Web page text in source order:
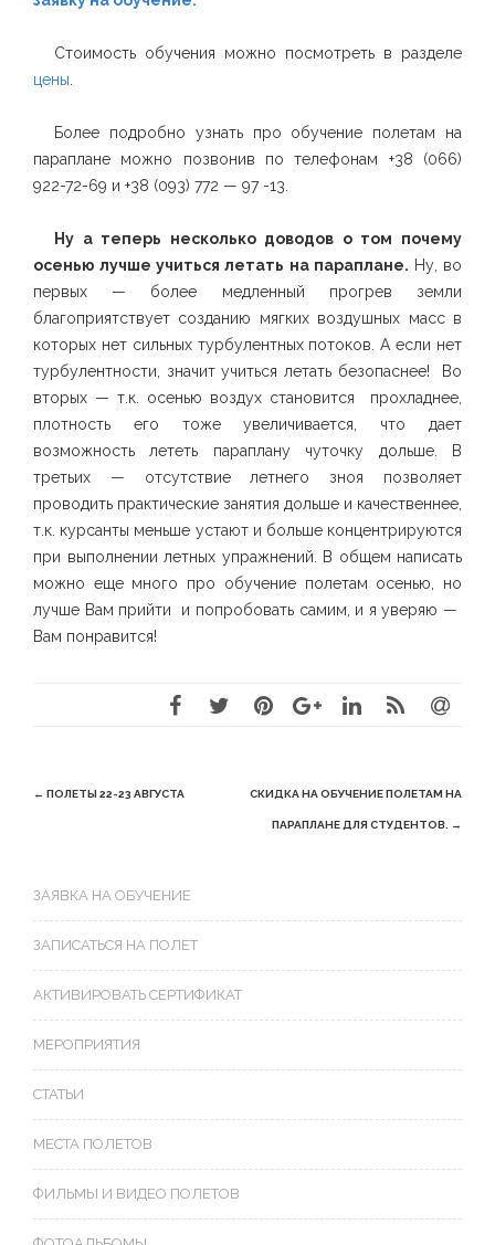
Стоимость обучения можно посмотреть в разделе
цены
Более подробно узнать про обучение полетам на
параплане можно позвонив по телефонам +38 (066)
922-72-69 и +38 (093) 772 — 97 -13.
Ну а теперь несколько доводов о том почему
осенью лучше учиться летать на параплане. Ну, во
первых — более медленный прогрев земли
благоприятствует созданию мягких воздушных масс в
которых нет сильных турбулентных потоков. А если нет
турбулентности, значит учиться летать безопаснее! Во
вторых — т.к. осенью воздух становится прохладнее,
плотность его тоже увеличивается, что дает
возможность лететь параплану чуточку дольше. В
третьих — отсутствие летнего зноя позволяет
проводить практические занятия дольше и качественнее,
т.к. курсанты меньше устают и больше концентрируются
при выполнении летных упражнений. В общем написать
можно еще много про обучение полетам осенью, но
лучше Вам прийти и попробовать самим, и я уверяю —
Вам понравится!
Post
← ПОЛЕТЫ 22-23 АВГУСТА CКИДКА НА ОБУЧЕНИЕ ПОЛЕТАМ НА
ПАРАПЛАНЕ ДЛЯ СТУДЕНТОВ. →
ЗАЯВКА НА ОБУЧЕНИЕ
ЗАПИСАТЬСЯ НА ПОЛЕТ
АКТИВИРОВАТЬ СЕРТИФИКАТ
МЕРОПРИЯТИЯ
СТАТЬИ
МЕСТА ПОЛЕТОВ
ФИЛЬМЫ И ВИДЕО ПОЛЕТОВ